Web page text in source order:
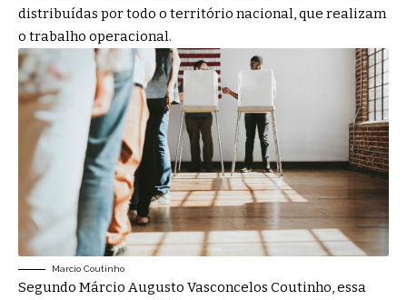
distribuídas por todo o território nacional, que realizam
o trabalho operacional.
Marcio Coutinho
Segundo Márcio Augusto Vasconcelos Coutinho, essa